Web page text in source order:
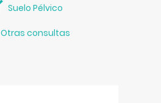
Suelo Pélvico
Otras consultas